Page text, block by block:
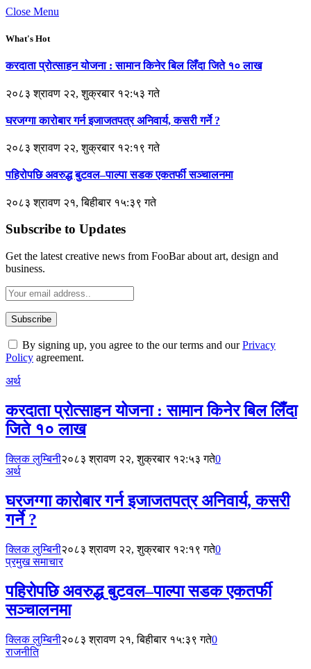
Close Menu
What's Hot
करदाता प्रोत्साहन योजना : सामान किनेर बिल लिँदा जिते १० लाख
२०८३ श्रावण २२, शुक्रबार १२:५३ गते
घरजग्गा कारोबार गर्न इजाजतपत्र अनिवार्य, कसरी गर्ने ?
२०८३ श्रावण २२, शुक्रबार १२:१९ गते
पहिरोपछि अवरुद्ध बुटवल–पाल्पा सडक एकतर्फी सञ्चालनमा
२०८३ श्रावण २१, बिहीबार १५:३९ गते
Subscribe to Updates
Get the latest creative news from FooBar about art, design and
business.
By signing up, you agree to the our terms and ourPrivacy
Policy agreement.
अर्थ
करदाता प्रोत्साहन योजना : सामान किनेर बिल लिँदा
जिते १० लाख
क्लिक लुम्बिनी२०८३ श्रावण २२, शुक्रबार १२:५३ गते0
अर्थ
घरजग्गा कारोबार गर्न इजाजतपत्र अनिवार्य, कसरी
गर्ने ?
क्लिक लुम्बिनी२०८३ श्रावण २२, शुक्रबार १२:१९ गते0
प्रमुख समाचार
पहिरोपछि अवरुद्ध बुटवल–पाल्पा सडक एकतर्फी
सञ्चालनमा
क्लिक लुम्बिनी२०८३ श्रावण २१, बिहीबार १५:३९ गते0
राजनीति